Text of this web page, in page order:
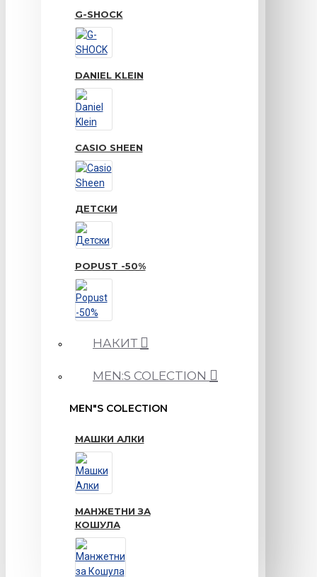
G-SHOCK
DANIEL KLEIN
CASIO SHEEN
ДЕТСКИ
POPUST -50%
НАКИТ
MEN:S COLECTION
MEN"S COLECTION
МАШКИ АЛКИ
МАНЖЕТНИ ЗА
КОШУЛА